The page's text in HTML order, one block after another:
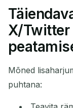
X/
Mõned
puhtana: